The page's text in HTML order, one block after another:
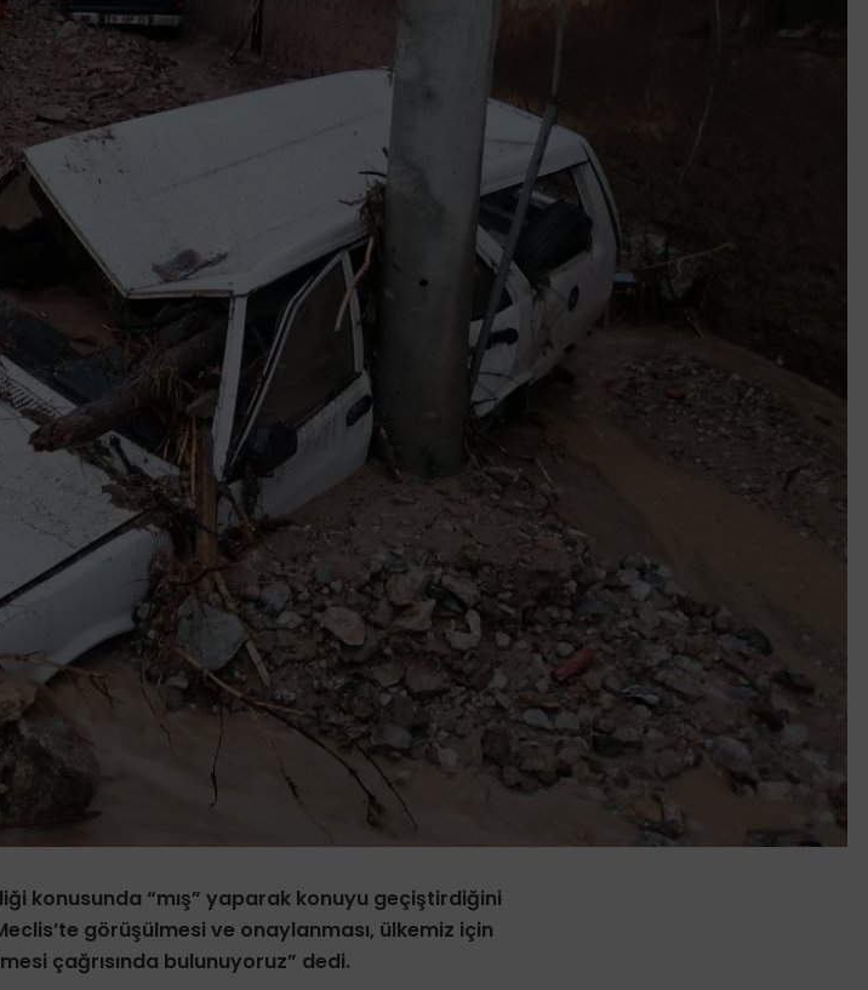
konusunda “mış” yaparak konuyu geçiştirdiğini
görüşülmesi ve onaylanması, ülkemiz için
çağrısında bulunuyoruz” dedi.